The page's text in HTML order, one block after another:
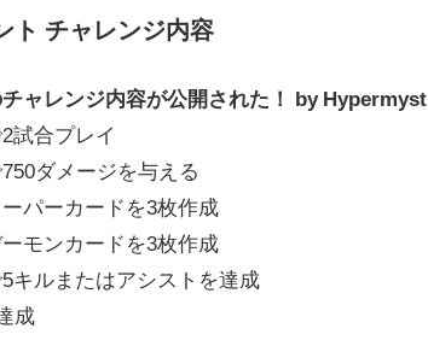
ト チャレンジ内容
ャレンジ内容が公開された！ by Hypermyst
試合プレイ
ダメージを与える
パーカードを3枚作成
モンカードを3枚作成
キルまたはアシストを達成
成